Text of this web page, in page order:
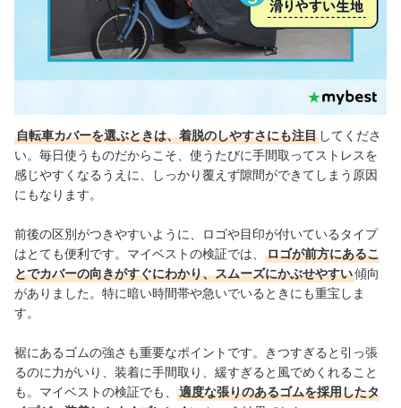
自転車カバーを選ぶときは、着脱のしやすさにも注目 してくださ
い。毎日使うものだからこそ、使うたびに手間取ってストレスを
感じやすくなるうえに、しっかり覆えず隙間ができてしまう原因
にもなります。
前後の区別がつきやすいように、ロゴや目印が付いているタイプ
はとても便利です。マイベストの検証では、
ロゴが前方にあるこ
とでカバーの向きがすぐにわかり、スムーズにかぶせやすい傾向
がありました。特に暗い時間帯や急いでいるときにも重宝しま
す。
裾にあるゴムの強さも重要なポイントです。きつすぎると引っ張
るのに力がいり、装着に手間取り、緩すぎると風でめくれること
も。マイベストの検証でも、
適度な張りのあるゴムを採用したタ